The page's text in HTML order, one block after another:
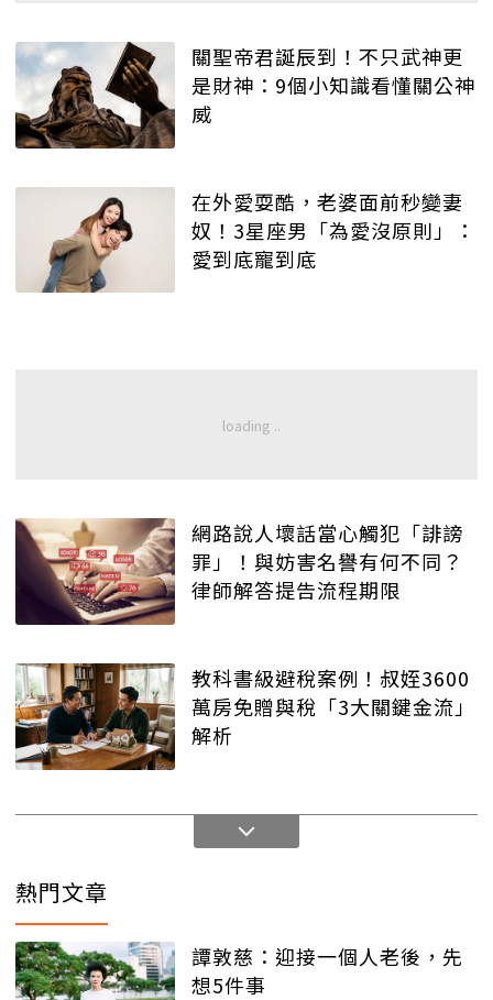
關聖帝君誕辰到！不只武神更
是財神：9個小知識看懂關公神
威
在外愛耍酷，老婆面前秒變妻
奴！3星座男「為愛沒原則」：
愛到底寵到底
網路說人壞話當心觸犯「誹謗
罪」！與妨害名譽有何不同？
律師解答提告流程期限
教科書級避稅案例！叔姪3600
萬房免贈與稅「3大關鍵金流」
解析
熱門文章
譚敦慈：迎接一個人老後，先
想5件事